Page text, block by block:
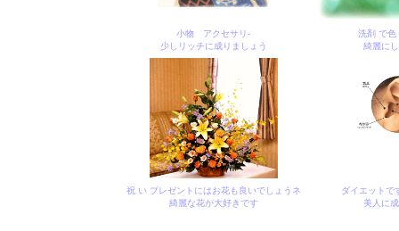
小物 アクセサリ-
少しリッチに成りましょう
洗剤 で色
綺麗に
祝 い プレゼントにはお花も良いでしょうネ
綺麗な花が大好きです
ダイエットで
美人に